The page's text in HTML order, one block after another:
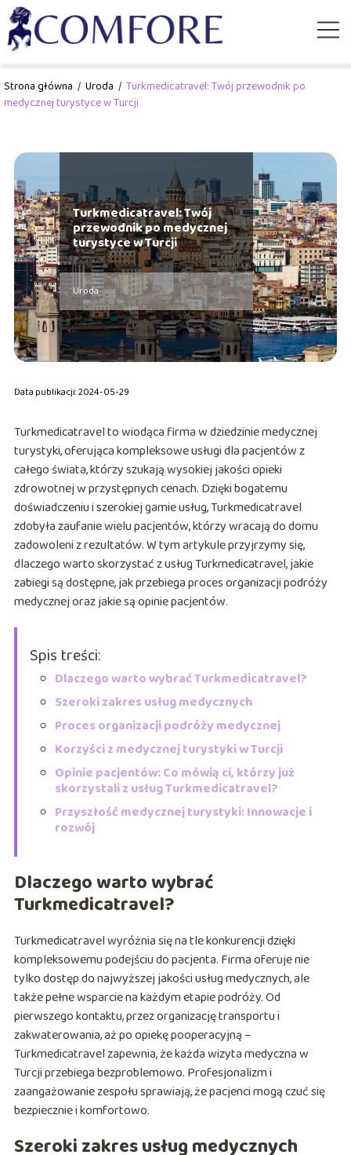
Strona główna / Uroda / Turkmedicatravel: Twój przewodnik po
medycznej turystyce w Turcji
Turkmedicatravel: Twój
przewodnik po medycznej
turystyce w Turcji
Uroda
Data publikacji: 2024-05-29
Turkmedicatravel to wiodąca firma w dziedzinie medycznej
turystyki, oferująca kompleksowe usługi dla pacjentów z
całego świata, którzy szukają wysokiej jakości opieki
zdrowotnej w przystępnych cenach. Dzięki bogatemu
doświadczeniu i szerokiej gamie usług, Turkmedicatravel
zdobyła zaufanie wielu pacjentów, którzy wracają do domu
zadowoleni z rezultatów. W tym artykule przyjrzymy się,
dlaczego warto skorzystać z usług Turkmedicatravel, jakie
zabiegi są dostępne, jak przebiega proces organizacji podróży
medycznej oraz jakie są opinie pacjentów.
Spis treści:
Dlaczego warto wybrać Turkmedicatravel?
Szeroki zakres usług medycznych
Proces organizacji podróży medycznej
Korzyści z medycznej turystyki w Turcji
Opinie pacjentów: Co mówią ci, którzy już
skorzystali z usług Turkmedicatravel?
Przyszłość medycznej turystyki: Innowacje i
rozwój
Dlaczego warto wybrać
Turkmedicatravel?
Turkmedicatravel wyróżnia się na tle konkurencji dzięki
kompleksowemu podejściu do pacjenta. Firma oferuje nie
tylko dostęp do najwyższej jakości usług medycznych, ale
także pełne wsparcie na każdym etapie podróży. Od
pierwszego kontaktu, przez organizację transportu i
zakwaterowania, aż po opiekę pooperacyjną –
Turkmedicatravel zapewnia, że każda wizyta medyczna w
Turcji przebiega bezproblemowo. Profesjonalizm i
zaangażowanie zespołu sprawiają, że pacjenci mogą czuć się
bezpiecznie i komfortowo.
Szeroki zakres usług medycznych